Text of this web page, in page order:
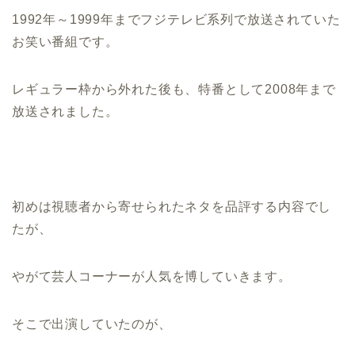
1992年～1999年までフジテレビ系列で放送されていた
お笑い番組です。
レギュラー枠から外れた後も、特番として2008年まで
放送されました。
初めは視聴者から寄せられたネタを品評する内容でし
たが、
やがて芸人コーナーが人気を博していきます。
そこで出演していたのが、